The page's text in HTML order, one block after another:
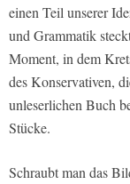
einen Teil unserer
und Grammatik
Moment, in dem
des Konservativen,
unleserlichen Buch
Stücke.
Schraubt man das